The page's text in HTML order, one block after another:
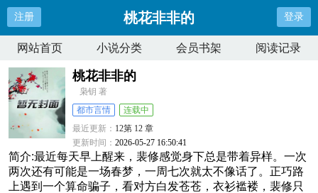
注册 桃花非非的 登录
网站首页 小说分类 会员书架 阅读记录
桃花非非的
枭钥 著
都市言情
连载中
最近更新： 12第 12 章
更新时间：2026-05-27 16:50:41
简介:最近每天早上醒来，裴修感觉身下总是带着异样。一次
两次还有可能是一场春梦，一周七次就太不像话了。正巧路
上遇到一个算命骗子，看对方白发苍苍，衣衫褴褛，裴修只